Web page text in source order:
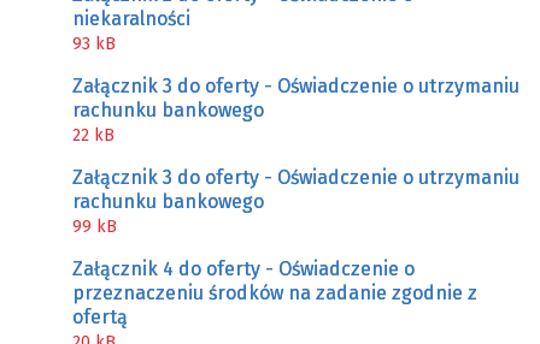
niekaralności
93 kB
Załącznik 3 do oferty - Oświadczenie o utrzymaniu
rachunku bankowego
22 kB
Załącznik 3 do oferty - Oświadczenie o utrzymaniu
rachunku bankowego
99 kB
Załącznik 4 do oferty - Oświadczenie o
przeznaczeniu środków na zadanie zgodnie z
ofertą